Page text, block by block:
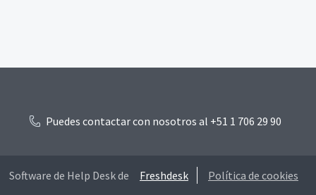
Puedes contactar con nosotros al +51 1 706 29 90
Software de Help Desk de Freshdesk Política de cookies